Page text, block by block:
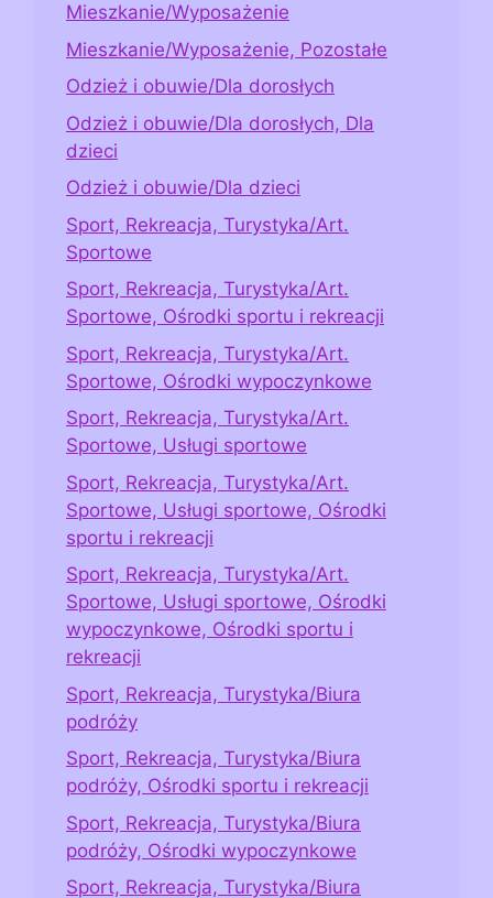
Mieszkanie/Wyposażenie
Mieszkanie/Wyposażenie, Pozostałe
Odzież i obuwie/Dla dorosłych
Odzież i obuwie/Dla dorosłych, Dla
dzieci
Odzież i obuwie/Dla dzieci
Sport, Rekreacja, Turystyka/Art.
Sportowe
Sport, Rekreacja, Turystyka/Art.
Sportowe, Ośrodki sportu i rekreacji
Sport, Rekreacja, Turystyka/Art.
Sportowe, Ośrodki wypoczynkowe
Sport, Rekreacja, Turystyka/Art.
Sportowe, Usługi sportowe
Sport, Rekreacja, Turystyka/Art.
Sportowe, Usługi sportowe, Ośrodki
sportu i rekreacji
Sport, Rekreacja, Turystyka/Art.
Sportowe, Usługi sportowe, Ośrodki
wypoczynkowe, Ośrodki sportu i
rekreacji
Sport, Rekreacja, Turystyka/Biura
podróży
Sport, Rekreacja, Turystyka/Biura
podróży, Ośrodki sportu i rekreacji
Sport, Rekreacja, Turystyka/Biura
podróży, Ośrodki wypoczynkowe
Sport, Rekreacja, Turystyka/Biura